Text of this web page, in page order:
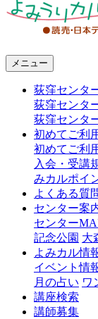
メニュー
荻窪センタ
荻窪センタ
荻窪センタ
初めてご利
初めてご利
入会・受講
みカルポイ
よくある質
センター案
センター
記念公園 大
よみカル情
イベント情
月の占い ワ
講座検索
講師募集